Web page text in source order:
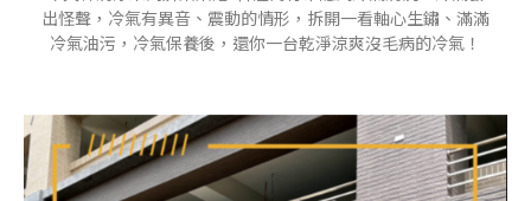
出怪聲，冷氣有異音、震動的情形，拆開一看軸心生鏽、滿滿
冷氣油污，冷氣保養後，還你一台乾淨涼爽沒毛病的冷氣！